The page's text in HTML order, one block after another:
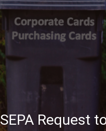
SEPA Request